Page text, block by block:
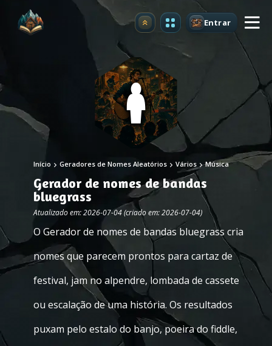
Atualizar Entrar
Início Geradores de Nomes Aleatórios Vários Música
Gerador de nomes de bandas
bluegrass
Atualizado em: 2026-07-04 (criado em: 2026-07-04)
O Gerador de nomes de bandas bluegrass cria
nomes que parecem prontos para cartaz de
festival, jam no alpendre, lombada de cassete
ou escalação de uma história. Os resultados
puxam pelo estalo do banjo, poeira do fiddle,